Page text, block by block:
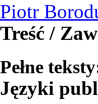
Piotr
Treść /
Pełne
Języki